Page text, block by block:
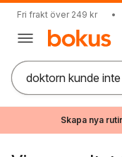
Fri frakt över 249 kr •
Skapa nya